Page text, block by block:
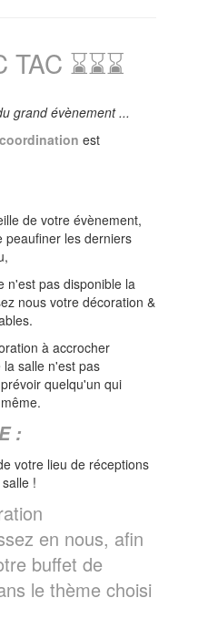
⌛⌛⌛
grand évènement ...
est
de votre évènement,
peaufiner les derniers
n'est pas disponible la
nous votre décoration &
à accrocher
salle n'est pas
quelqu'un qui
:
votre lieu de réceptions
!
en nous, afin
buffet de
le thème choisi